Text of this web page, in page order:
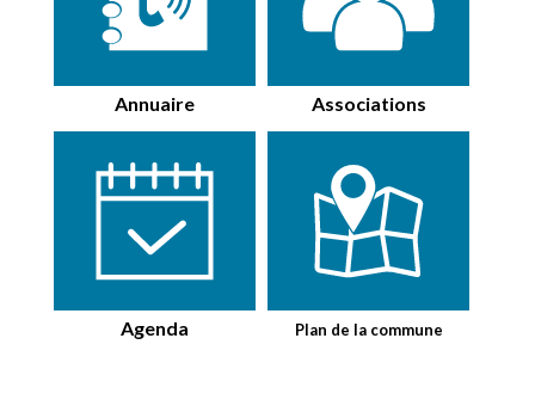
Annuaire Associations
Agenda Plan de la commune